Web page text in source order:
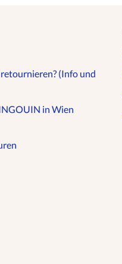
(Info und
in Wien